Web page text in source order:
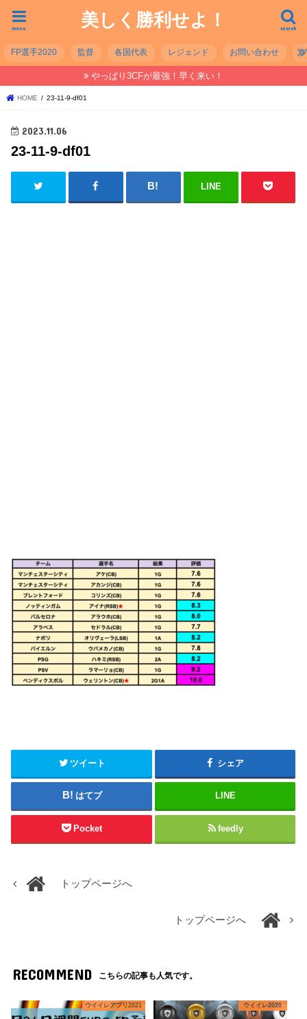
美しく勝利せよ！ search
menu
FP選手2020 監督 各国代表 レジェンド お問い合わせ
やっぱり3CFが最強！早く来い！
HOME 23-11-9-df01
2023.11.06
23-11-9-df01
LINE
ツイート シェア
はてブ LINE
Pocket feedly
トップページへ
トップページへ
RECOMMEND こちらの記事も人気です。
ウイイレアプリ2021 ウイイレ2020